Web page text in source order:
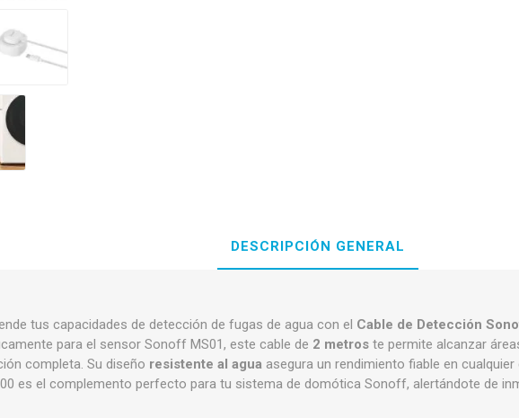
DESCRIPCIÓN GENERAL
tus capacidades de detección de fugas de agua con el Cable de Detección
para el sensor Sonoff MS01, este cable de 2 metros te permite alcanzar
completa. Su diseño resistente al agua asegura un rendimiento fiable en
es el complemento perfecto para tu sistema de domótica Sonoff, alertándote de